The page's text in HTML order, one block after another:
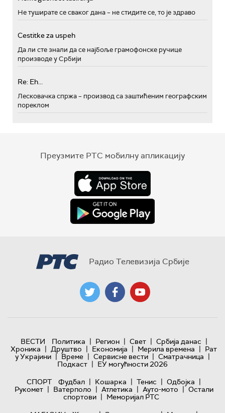
Не туширате се сваког дана – не стидите се, то је здраво
Cestitke za uspeh
Да ли сте знали да се најбоље грамофонске ручице
производе у Србији
Re: Eh...
Лесковачка спржа – производ са заштићеним географским
пореклом
Преузмите РТС мобилну апликацију
Радио Телевизија Србије
ВЕСТИ Политика | Регион | Свет | Србија данас |
Хроника | Друштво | Економија | Мерила времена | Рат
у Украјини | Време | Сервисне вести | Сматрачница |
Подкаст | ЕУ могућности 2026
СПОРТ
Фудбал | Кошарка | Тенис | Одбојка |
Рукомет | Ватерполо | Атлетика | Ауто-мото | Остали
спортови | Меморијал РТС